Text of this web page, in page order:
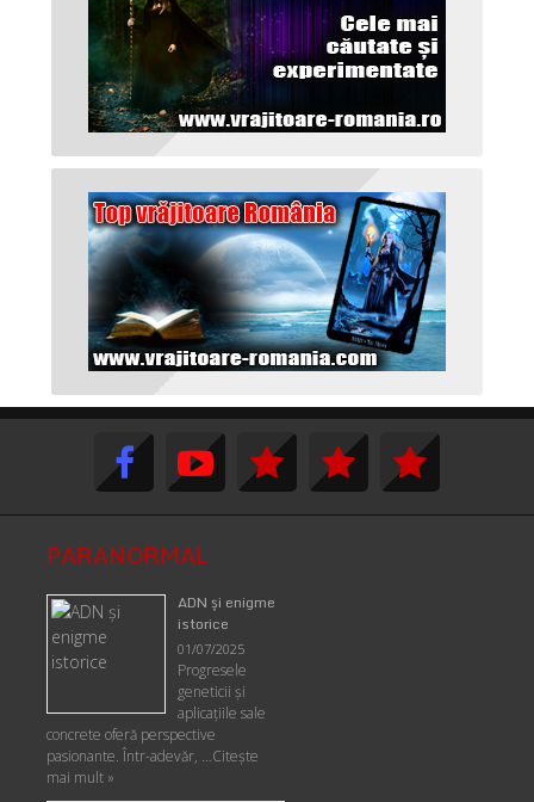
PARANORMAL
ADN şi enigme
istorice
01/07/2025
Progresele
geneticii şi
aplicaţiile sale
concrete oferă perspective
pasionante. Într-adevăr, …Citește
mai mult »